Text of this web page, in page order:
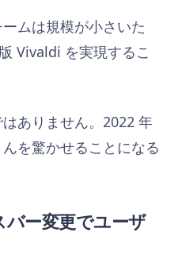
ムは規模が小さいた
Vivaldi を実現するこ
ありません。2022 年
を驚かせることになる
ー変更でユーザ